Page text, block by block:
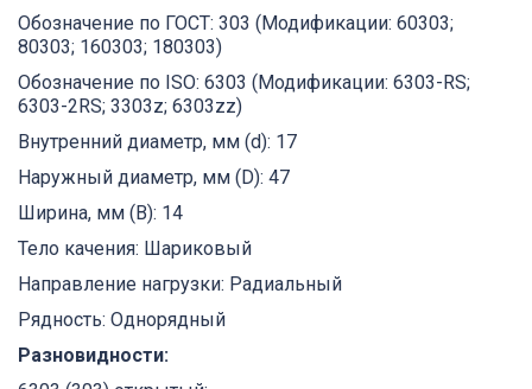
Обозначение по ГОСТ: 303 (Модификации: 60303;
80303; 160303; 180303)
Обозначение по ISO: 6303 (Модификации: 6303-RS;
6303-2RS; 3303z; 6303zz)
Внутренний диаметр, мм (d): 17
Наружный диаметр, мм (D): 47
Ширина, мм (B): 14
Тело качения: Шариковый
Направление нагрузки: Радиальный
Рядность: Однорядный
Разновидности: